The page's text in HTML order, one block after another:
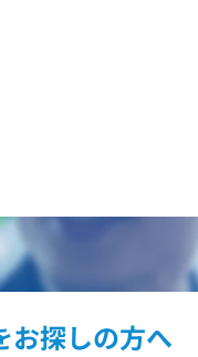
お探しの方へ